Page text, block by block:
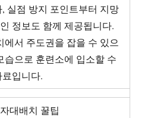
실점 방지 포인트부터 지망
정보도 함께 제공됩니다.
서 주도권을 잡을 수 있으
습으로 훈련소에 입소할 수
입니다.
대배치 꿀팁